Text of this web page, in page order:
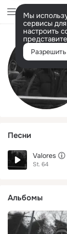
Мы
сервисы
настроить
Песни
Valores
St. 64
Альбомы